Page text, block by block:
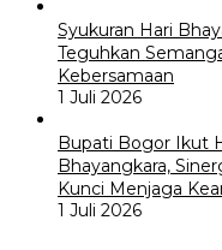
Syukuran Hari
Teguhkan
Kebersamaan
1 Juli 2026
Bupati Bogor Ikut
Bhayangkara,
Kunci Menjaga
1 Juli 2026